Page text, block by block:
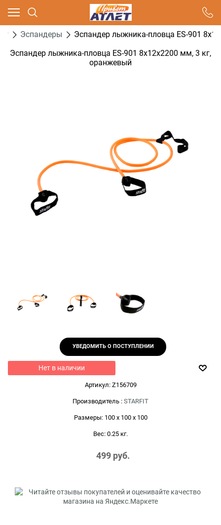
Эспандеры
Эспандер лыжника-пловца ES-901
Эспандер лыжника-пловца ES-901 8х12х2200 мм, 3 кг,
оранжевый
УВЕДОМИТЬ О ПОСТУПЛЕНИИ
Нет в наличии
Артикул: Z156709
Производитель : STARFIT
Размеры: 100 x 100 x 100
Вес: 0.25 кг.
499 руб.
Ваш город - Москва,
угадали?
ДА НЕТ